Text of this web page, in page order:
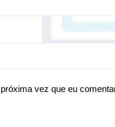
vez que eu